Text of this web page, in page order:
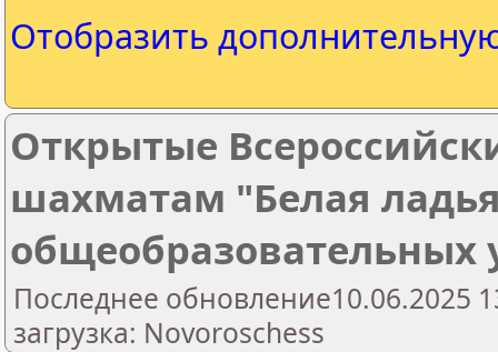
Отобразить
Открытые
шахматам "Белая
Последнее обновление10.06.2025
загрузка: Novoroschess